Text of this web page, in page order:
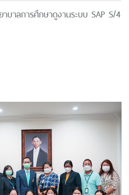
บาลการศึกษาดูงานระบบ SAP S/4